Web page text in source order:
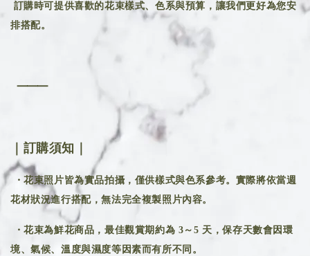
訂購時可提供喜歡的花束樣式、色系與預算，讓我們更好為您安
排搭配。
⸻
｜訂購須知｜
・花束照片皆為實品拍攝，僅供樣式與色系參考。實際將依當週
花材狀況進行搭配，無法完全複製照片內容。
・花束為鮮花商品，最佳觀賞期約為 3～5 天，保存天數會因環
境、氣候、溫度與濕度等因素而有所不同。